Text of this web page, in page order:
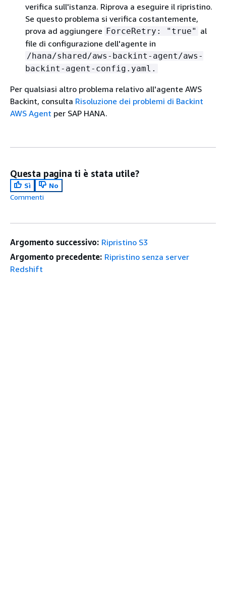
verifica sull'istanza. Riprova a eseguire il ripristino.
Se questo problema si verifica costantemente,
prova ad aggiungere ForceRetry: "true" al
file di configurazione dell'agente in
/hana/shared/aws-backint-agent/aws-
backint-agent-config.yaml.
Per qualsiasi altro problema relativo all'agente AWS
Backint, consulta Risoluzione dei problemi di Backint
AWS Agent per SAP HANA.
Questa pagina ti è stata utile?
Sì
No
Commenti
Argomento successivo: Ripristino S3
Argomento precedente: Ripristino senza server
Redshift